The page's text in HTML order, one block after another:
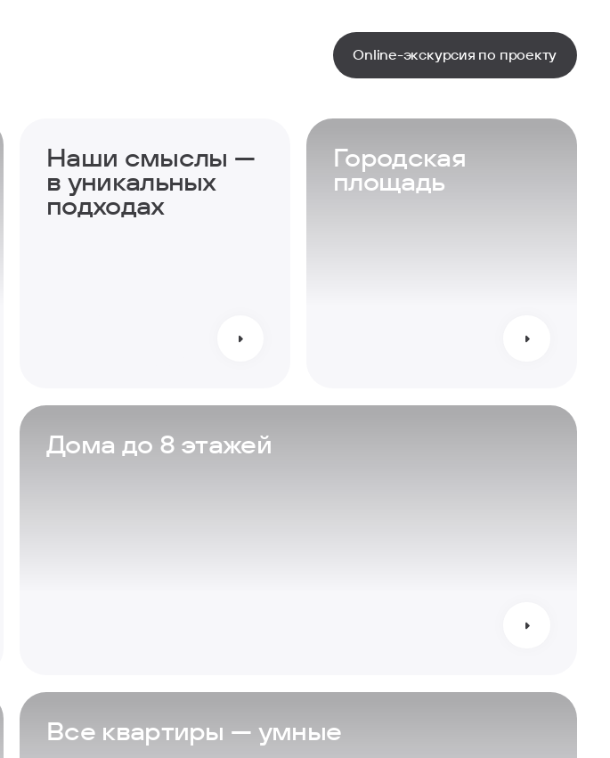
Online-экскурсия по проекту
Наши смыслы —
в уникальных
подходах
Городская
площадь
Дома до 8 этажей
Все квартиры — умные